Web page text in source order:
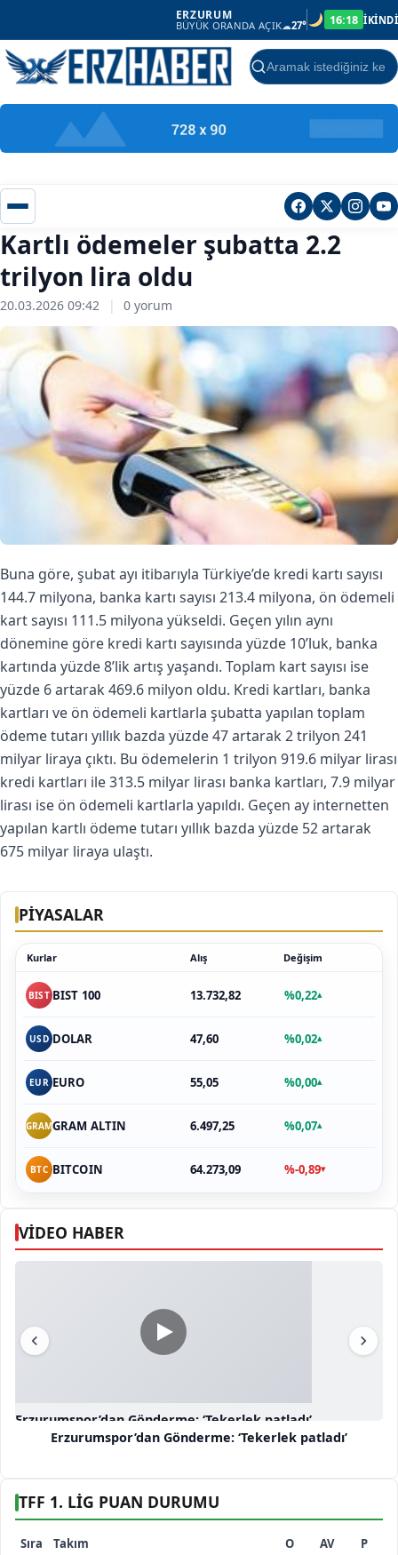
ERZURUM
BÜYÜK ORANDA AÇIK☁27° 16:18 İKİNDİ
Ara
Kartlı ödemeler şubatta 2.2
trilyon lira oldu
20.03.2026 09:42 | 0 yorum
Buna göre, şubat ayı itibarıyla Türkiye’de kredi kartı sayısı
144.7 milyona, banka kartı sayısı 213.4 milyona, ön ödemeli
kart sayısı 111.5 milyona yükseldi. Geçen yılın aynı
dönemine göre kredi kartı sayısında yüzde 10’luk, banka
kartında yüzde 8’lik artış yaşandı. Toplam kart sayısı ise
yüzde 6 artarak 469.6 milyon oldu. Kredi kartları, banka
kartları ve ön ödemeli kartlarla şubatta yapılan toplam
ödeme tutarı yıllık bazda yüzde 47 artarak 2 trilyon 241
milyar liraya çıktı. Bu ödemelerin 1 trilyon 919.6 milyar lirası
kredi kartları ile 313.5 milyar lirası banka kartları, 7.9 milyar
lirası ise ön ödemeli kartlarla yapıldı. Geçen ay internetten
yapılan kartlı ödeme tutarı yıllık bazda yüzde 52 artarak
675 milyar liraya ulaştı.
PİYASALAR
Kurlar Alış Değişim
BIST BIST 100 13.732,82 %0,22▴
USD DOLAR 47,60 %0,02▴
EUR EURO 55,05 %0,00▴
GRAMGRAM ALTIN 6.497,25 %0,07▴
BTC BITCOIN 64.273,09 %-0,89▾
VİDEO HABER
Erzurumspor’dan Gönderme: ‘Tekerlek patladı’
Erzurumspor’dan Gönderme: ‘Tekerlek patladı’
TFF 1. LİG PUAN DURUMU
Sıra Takım O AV
P